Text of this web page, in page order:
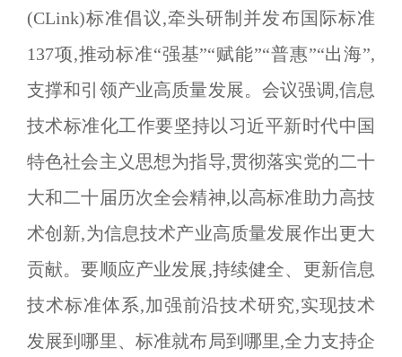
(CLink)标准倡议,牵头研制并发布国际标准
137项,推动标准“强基”“赋能”“普惠”“出海”,
支撑和引领产业高质量发展。会议强调,信息
技术标准化工作要坚持以习近平新时代中国
特色社会主义思想为指导,贯彻落实党的二十
大和二十届历次全会精神,以高标准助力高技
术创新,为信息技术产业高质量发展作出更大
贡献。要顺应产业发展,持续健全、更新信息
技术标准体系,加强前沿技术研究,实现技术
发展到哪里、标准就布局到哪里,全力支持企